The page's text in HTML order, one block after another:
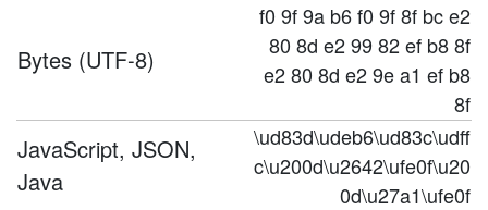
Bytes (UTF-8)
f0 9f 9a b6 f0 9f 8f bc e2
80 8d e2 99 82 ef b8 8f
e2 80 8d e2 9e a1 ef b8
8f
JavaScript, JSON,
Java
\ud83d\udeb6\ud83c\udff
c\u200d\u2642\ufe0f\u20
0d\u27a1\ufe0f